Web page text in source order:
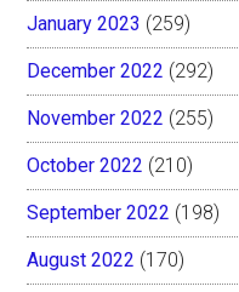
January 2023 (259)
December 2022 (292)
November 2022 (255)
October 2022 (210)
September 2022 (198)
August 2022 (170)